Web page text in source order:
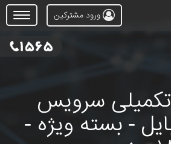
Open
Menu
ورود مشترکین
سرویس
- بسته ویژه -